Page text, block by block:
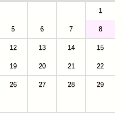
1
5 6 7 8
12 13 14 15
19 20 21 22
26 27 28 29